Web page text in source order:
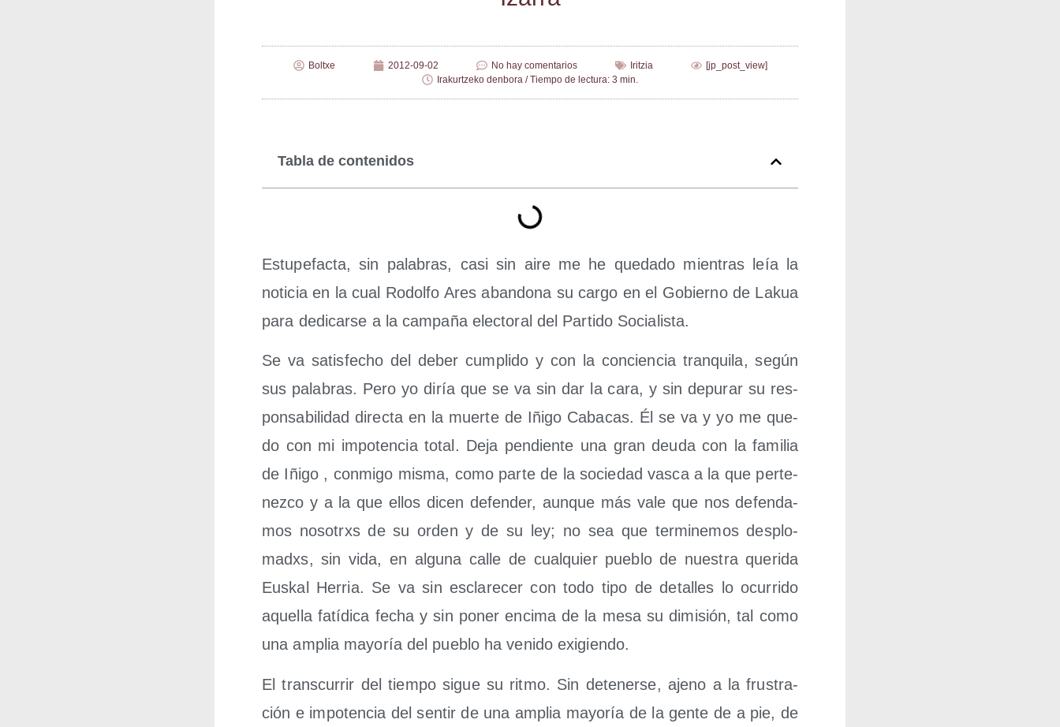
Boltxe 2012-09-02 No hay comentarios Iritzia
[jp_post_view]
Irakurtzeko denbora / Tiempo de lectura: 3 min.
Tabla de contenidos
Estu­pe­fac­ta, sin pala­bras, casi sin aire me he que­da­do mien­tras leía la
noti­cia en la cual Rodol­fo Ares aban­do­na su car­go en el Gobierno de Lakua
para dedi­car­se a la cam­pa­ña elec­to­ral del Par­ti­do Socialista.
Se va satis­fe­cho del deber cum­pli­do y con la con­cien­cia tran­qui­la, según
sus pala­bras. Pero yo diría que se va sin dar la cara, y sin depu­rar su res­
pon­sa­bi­li­dad direc­ta en la muer­te de Iñi­go Caba­cas. Él se va y yo me que­
do con mi impo­ten­cia total. Deja pen­dien­te una gran deu­da con la fami­lia
de Iñi­go , con­mi­go mis­ma, como par­te de la socie­dad vas­ca a la que per­te­
nez­co y a la que ellos dicen defen­der, aun­que más vale que nos defen­da­
mos nosotrxs de su orden y de su ley; no sea que ter­mi­ne­mos des­plo­
madxs, sin vida, en algu­na calle de cual­quier pue­blo de nues­tra que­ri­da
Eus­kal Herria. Se va sin escla­re­cer con todo tipo de deta­lles lo ocu­rri­do
aque­lla fatí­di­ca fecha y sin poner enci­ma de la mesa su dimi­sión, tal como
una amplia mayo­ría del pue­blo ha veni­do exigiendo.
El trans­cu­rrir del tiem­po sigue su rit­mo. Sin dete­ner­se, ajeno a la frus­tra­
ción e impo­ten­cia del sen­tir de una amplia mayo­ría de la gen­te de a pie, de